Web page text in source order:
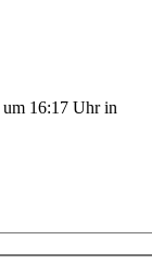
um 16:17 Uhr in